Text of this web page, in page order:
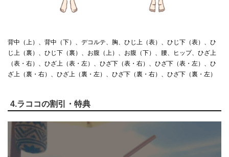
背中（上）、背中（下）、デコルテ、胸、ひじ上（表）、ひじ下（表）、ひ
じ上（裏）、ひじ下（裏）、お腹（上）、お腹（下）、腰、ヒップ、ひざ上
（表・右）、ひざ上（表・左）、ひざ下（表・右）、ひざ下（表・左）、ひ
ざ上（裏・右）、ひざ上（裏・左）、ひざ下（裏・右）、ひざ下（裏・左）
4.ラココの割引・特典